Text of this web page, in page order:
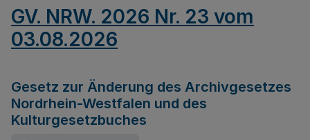
GV. NRW. 2026 Nr. 23 vom
03.08.2026
Gesetz zur Änderung des Archivgesetzes
Nordrhein-Westfalen und des
Kulturgesetzbuches